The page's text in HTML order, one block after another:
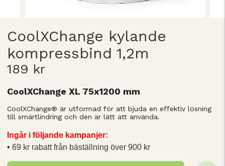
CoolXChange kylande
kompressbind 1,2m
189 kr
CoolXChange XL 75x1200 mm
CoolXChange® är utformad för att bjuda en effektiv lösning
till smärtlindring och den är lätt att använda.
Ingår i följande kampanjer:
69 kr rabatt från bäställning över 900 kr